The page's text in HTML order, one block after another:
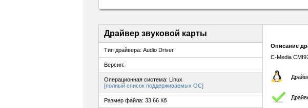
Драйвер звуковой карты
Тип драйвера: Audio Driver
Версия:
Операционная система: Linux
[полный список поддерживаемых ОС]
Размер файла: 33.66 Кб
Описание
C-Media